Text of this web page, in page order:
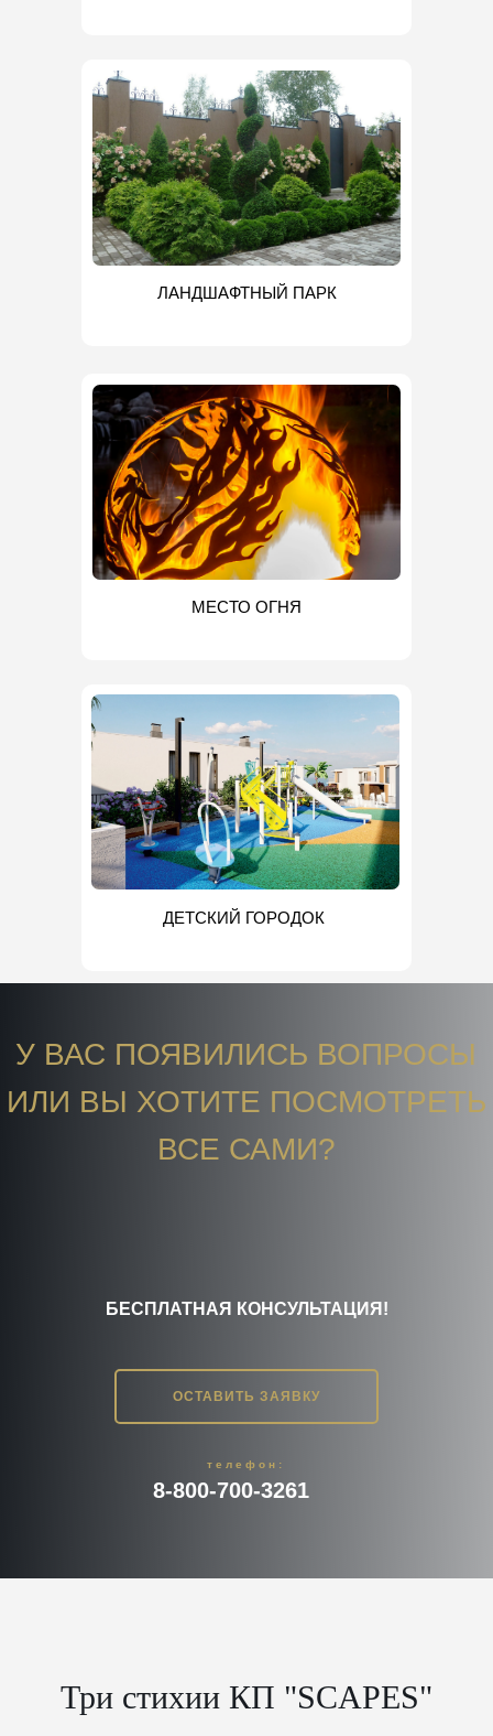
ЛАНДШАФТНЫЙ ПАРК
МЕСТО ОГНЯ
ДЕТСКИЙ ГОРОДОК
8-800-700-3261
телефон:
У ВАС ПОЯВИЛИСЬ ВОПРОСЫ
ИЛИ ВЫ ХОТИТЕ ПОСМОТРЕТЬ
ВСЕ САМИ?
БЕСПЛАТНАЯ КОНСУЛЬТАЦИЯ!
ОСТАВИТЬ ЗАЯВКУ
Три стихии КП "SCAPES"